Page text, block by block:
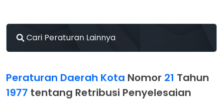
Cari Peraturan Lainnya
Peraturan Daerah Kota Nomor 21 Tahun
1977 tentang Retribusi Penyelesaian